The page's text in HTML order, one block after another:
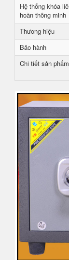
Hệ thống khóa
hoàn thông minh
Thương hiệu
Bảo hành
Chi tiết sản phẩm